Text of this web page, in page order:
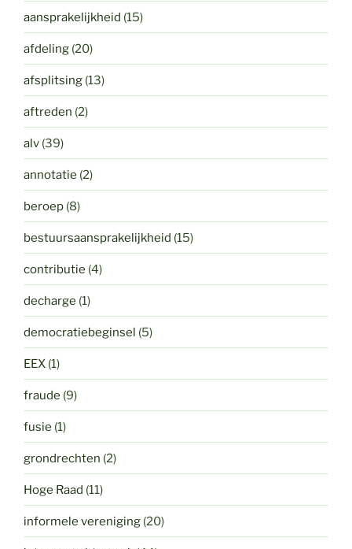
aansprakelijkheid (15)
afdeling (20)
afsplitsing (13)
aftreden (2)
alv (39)
annotatie (2)
beroep (8)
bestuursaansprakelijkheid (15)
contributie (4)
decharge (1)
democratiebeginsel (5)
EEX (1)
fraude (9)
fusie (1)
grondrechten (2)
Hoge Raad (11)
informele vereniging (20)